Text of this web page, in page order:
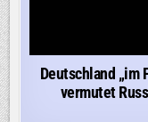
Deutschland „im
vermutet